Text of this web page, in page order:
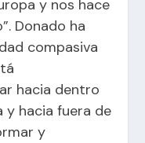
y nos hace
Donado ha
compasiva
hacia dentro
y hacia fuera de
y